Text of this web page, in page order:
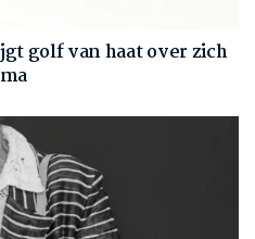
golf van haat over zich